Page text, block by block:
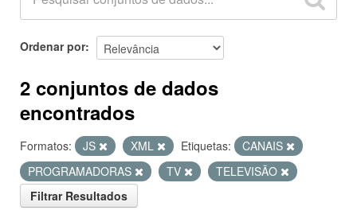
SOBRE
Ordenar por
2 conjuntos de dados
encontrados
Formatos: JS XML Etiquetas:
CANAIS
PROGRAMADORAS
TV
TELEVISÃO
Filtrar Resultados